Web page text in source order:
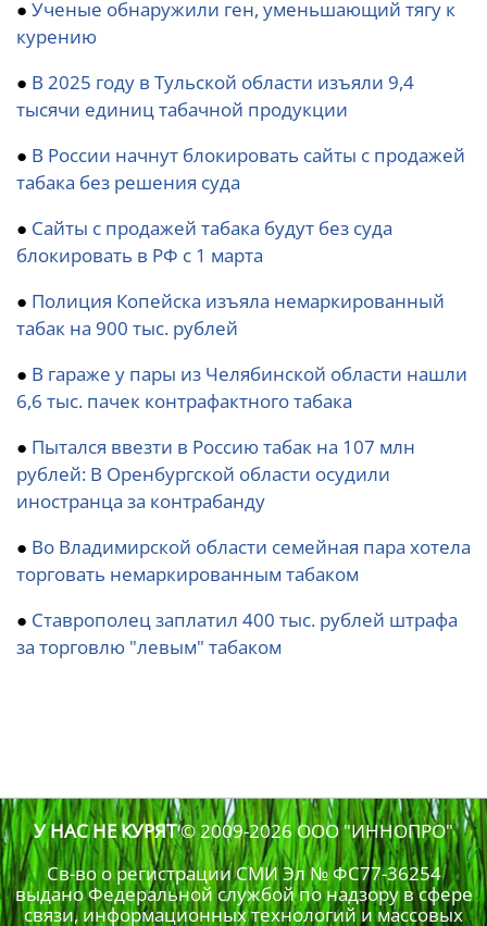
● Ученые обнаружили ген, уменьшающий тягу к
курению
● В 2025 году в Тульской области изъяли 9,4
тысячи единиц табачной продукции
● В России начнут блокировать сайты с продажей
табака без решения суда
● Сайты с продажей табака будут без суда
блокировать в РФ с 1 марта
● Полиция Копейска изъяла немаркированный
табак на 900 тыс. рублей
● В гараже у пары из Челябинской области нашли
6,6 тыс. пачек контрафактного табака
● Пытался ввезти в Россию табак на 107 млн
рублей: В Оренбургской области осудили
иностранца за контрабанду
● Во Владимирской области семейная пара хотела
торговать немаркированным табаком
● Ставрополец заплатил 400 тыс. рублей штрафа
за торговлю "левым" табаком
У НАС НЕ КУРЯТ© 2009-2026ООО "ИННОПРО"
Св-во о регистрации СМИ Эл № ФС77-36254
выдано Федеральной службой по надзору в сфере
связи, информационных технологий и массовых